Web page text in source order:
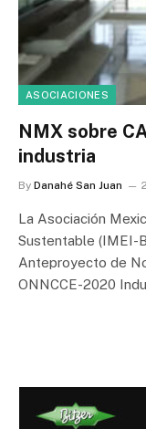
ASOCIACIONES
NMX sobre
industria
By Danahé San Juan
La Asociación
Sustentable (IMEI-
Anteproyecto de
ONNCCE-2020